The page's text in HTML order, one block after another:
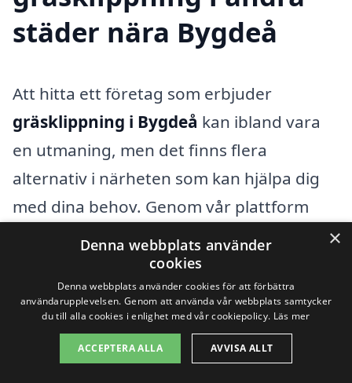
städer nära Bygdeå
Att hitta ett företag som erbjuder
gräsklippning i Bygdeå kan ibland vara
en utmaning, men det finns flera
alternativ i närheten som kan hjälpa dig
med dina behov. Genom vår plattform
kan du snabbt och enkelt få kontakt med
pålitliga gräsklippningsföretag i din lokala
area. I området omkring Bygdeå finns det
många städer som erbjuder olika typer av
landskapsvård och gräsklippningstjänster.
×
Denna webbplats använder
cookies
Denna webbplats använder cookies för att förbättra
användarupplevelsen. Genom att använda vår webbplats samtycker
du till alla cookies i enlighet med vår cookiepolicy. Läs mer
ACCEPTERA ALLA AVVISA ALLT